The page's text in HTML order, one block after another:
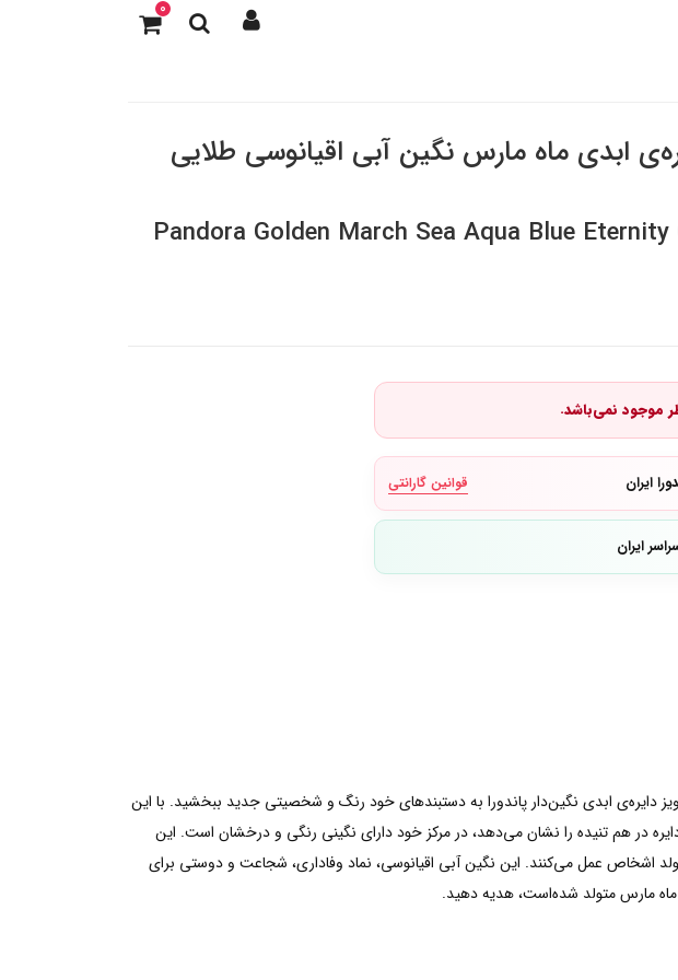
0
ابدی ماه مارس نگین آبی اقیانوسی طلایی
Pandora Golden March Sea Aqua Blue
موجود نمی‌باشد.
قوانین گارانتی
ایران
دایره‌ی ابدی نگین‌دار پاندورا به دستبند‌های خود رنگ و شخصیتی جدید ببخشید. با این
جشن بگیرید. این طرح خاص که چند دایره در هم تنیده را نشان می‌دهد، در مرکز خود دارای نگینی رنگی و درخشان است. این
عمل می‌کنند. این نگین آبی اقیانوسی، نماد وفاداری، شجاعت و دوستی برای
ماه مارس متولد شده‌است، هدیه دهید.